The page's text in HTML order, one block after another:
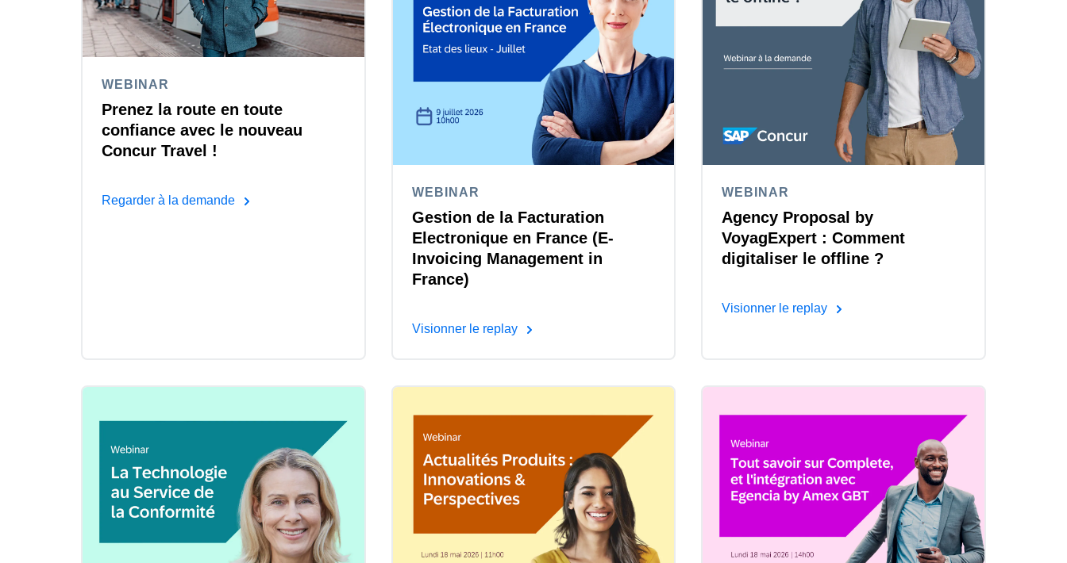
WEBINAR
Prenez la route en toute
confiance avec le nouveau
Concur Travel !
Regarder à la demande
WEBINAR
Gestion de la Facturation
Electronique en France (E-
Invoicing Management in
France)
Visionner le replay
WEBINAR
Agency Proposal by
VoyagExpert : Comment
digitaliser le offline ?
Visionner le replay